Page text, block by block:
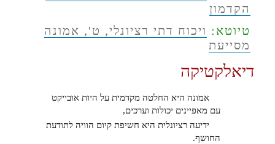
הקדמון
טיוטא: ויכוח דתי רציונלי, ט', אמונה
מסייעת
דיאלקטיקה
אמונה היא החלטה מקדמית על היות אובייקט
עם מאפיינים יכולות וערכים,
ידיעה רציונלית היא חשיפת קיום הוויה לתודעת
החושף.